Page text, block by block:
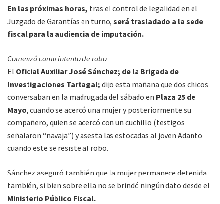
En las próximas horas, tras el control de legalidad en el
Juzgado de Garantías en turno, será trasladado a la sede
fiscal para la audiencia de imputación.
Comenzó como intento de robo
El Oficial Auxiliar José Sánchez; de la Brigada de
Investigaciones Tartagal; dijo esta mañana que dos chicos
conversaban en la madrugada del sábado en Plaza 25 de
Mayo, cuando se acercó una mujer y posteriormente su
compañero, quien se acercó con un cuchillo (testigos
señalaron “navaja”) y asesta las estocadas al joven Adanto
cuando este se resiste al robo.
Sánchez aseguró también que la mujer permanece detenida
también, si bien sobre ella no se brindó ningún dato desde el
Ministerio Público Fiscal.